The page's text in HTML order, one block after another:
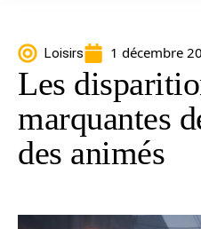
Loisirs 1 décembre
Les
marquantes
des animés